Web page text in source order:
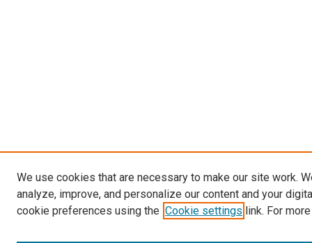
We use cookies that are necessary to make our site work.
analyze, improve, and personalize our content and your
cookie preferences using the Cookie settings link. For